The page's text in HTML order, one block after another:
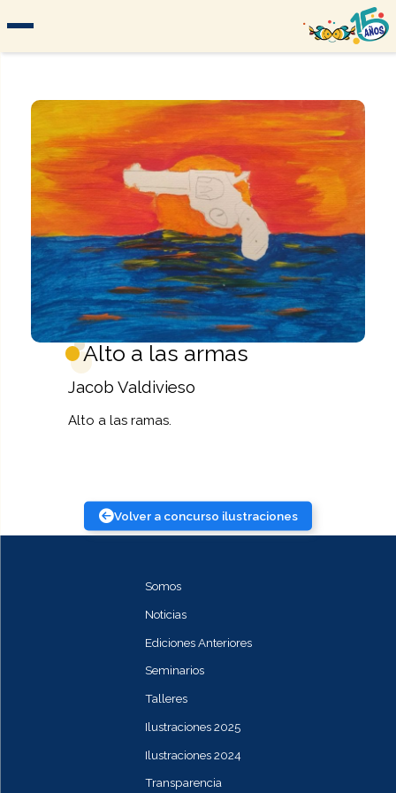
Volver a concurso ilustraciones
Alto a las armas
Jacob Valdivieso
Alto a las ramas.
Somos
Noticias
Ediciones Anteriores
Seminarios
Talleres
Ilustraciones 2025
Ilustraciones 2024
Transparencia